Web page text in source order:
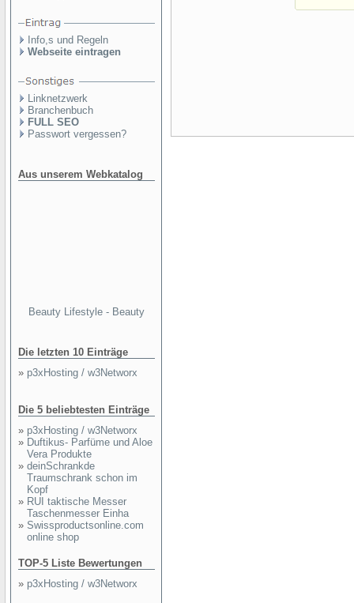
Info,s und Regeln
Webseite eintragen
Linknetzwerk
Branchenbuch
FULL SEO
Passwort vergessen?
Aus unserem Webkatalog
Beauty Lifestyle - Beauty
Die letzten 10 Einträge
» p3xHosting / w3Networx
Die 5 beliebtesten Einträge
» p3xHosting / w3Networx
» Duftikus- Parfüme und Aloe
Vera Produkte
» deinSchrankde
Traumschrank schon im
Kopf
» RUI taktische Messer
Taschenmesser Einha
» Swissproductsonline.com
online shop
TOP-5 Liste Bewertungen
» p3xHosting / w3Networx